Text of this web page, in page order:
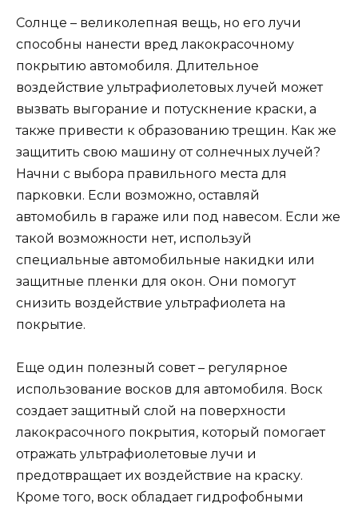
Солнце – великолепная вещь, но его лучи
способны нанести вред лакокрасочному
покрытию автомобиля. Длительное
воздействие ультрафиолетовых лучей может
вызвать выгорание и потускнение краски, а
также привести к образованию трещин. Как же
защитить свою машину от солнечных лучей?
Начни с выбора правильного места для
парковки. Если возможно, оставляй
автомобиль в гараже или под навесом. Если же
такой возможности нет, используй
специальные автомобильные накидки или
защитные пленки для окон. Они помогут
снизить воздействие ультрафиолета на
покрытие.
Еще один полезный совет – регулярное
использование восков для автомобиля. Воск
создает защитный слой на поверхности
лакокрасочного покрытия, который помогает
отражать ультрафиолетовые лучи и
предотвращает их воздействие на краску.
Кроме того, воск обладает гидрофобными